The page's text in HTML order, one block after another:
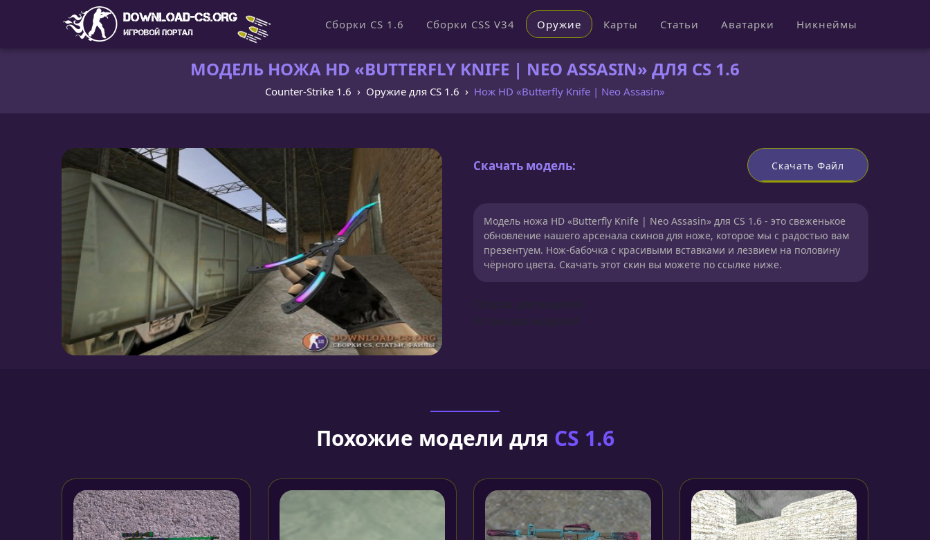
Сборки CS 1.6 Сборки CSS V34 Оружие Карты Статьи Аватарки Никнеймы
МОДЕЛЬ НОЖА HD «BUTTERFLY KNIFE | NEO ASSASIN» ДЛЯ CS 1.6
Counter-Strike 1.6 Оружие для CS 1.6 Нож HD «Butterfly Knife | Neo Assasin»
Скачать модель: Скачать Файл
Модель ножа HD «Butterfly Knife | Neo Assasin» для CS 1.6 - это свеженькое
обновление нашего арсенала скинов для ноже, которое мы с радостью вам
презентуем. Нож-бабочка с красивыми вставками и лезвием на половину
чёрного цвета. Скачать этот скин вы можете по ссылке ниже.
Похожие модели для CS 1.6